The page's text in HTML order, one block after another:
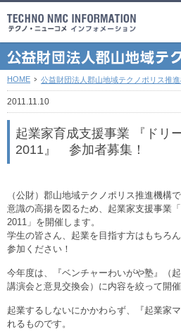
HOME 公益財団法人郡山地域テクノポリス推
2011.11.10
起業家育成支援事業 『ドリ
2011』 参加者募集！
（公財）郡山地域テクノポリス推進機構
意識の高揚を図るため、起業家支援事業
2011」を開催します。
学生の皆さん、起業を目指す方はもちろ
参加ください！
今年度は、『ベンチャーわいがや塾』（
講演会と意見交換会）に内容を絞って開催
起業するしないにかかわらず、『起業家
れるものです。